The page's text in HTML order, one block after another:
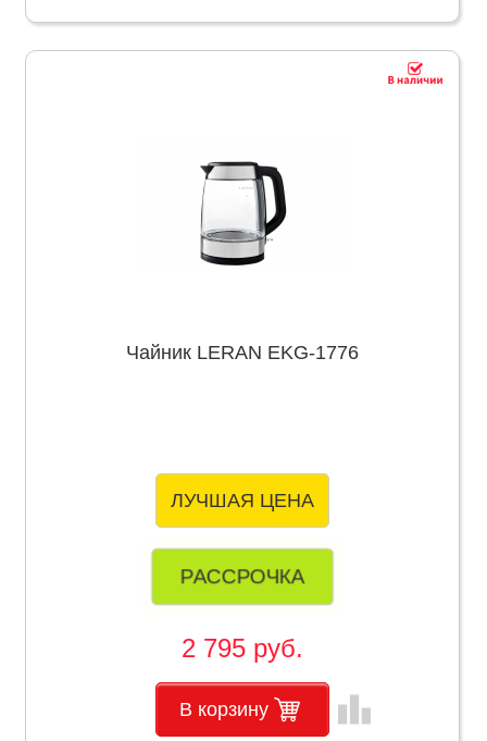
Чайник LERAN EKG-1776
ЛУЧШАЯ ЦЕНА
РАССРОЧКА
2 795 руб.
В корзину leaderboard